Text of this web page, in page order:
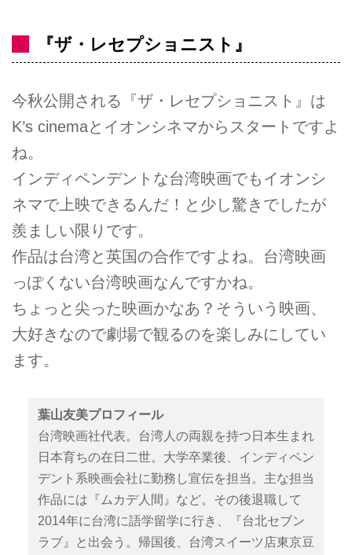
『ザ・レセプショニスト』
今秋公開される『ザ・レセプショニスト』は
K’s cinemaとイオンシネマからスタートですよ
ね。
インディペンデントな台湾映画でもイオンシ
ネマで上映できるんだ！と少し驚きでしたが
羨ましい限りです。
作品は台湾と英国の合作ですよね。台湾映画
っぽくない台湾映画なんですかね。
ちょっと尖った映画かなあ？そういう映画、
大好きなので劇場で観るのを楽しみにしてい
ます。
葉山友美プロフィール
台湾映画社代表。台湾人の両親を持つ日本生まれ
日本育ちの在日二世。大学卒業後、インディペン
デント系映画会社に勤務し宣伝を担当。主な担当
作品には『ムカデ人間』など。その後退職して
2014年に台湾に語学留学に行き、『台北セブン
ラブ』と出会う。帰国後、台湾スイーツ店東京豆